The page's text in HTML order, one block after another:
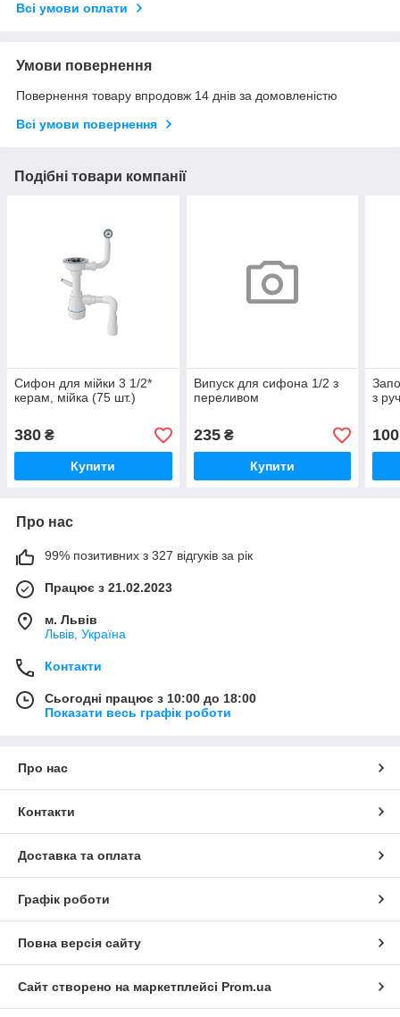
Всі умови оплати
Умови повернення
Повернення товару впродовж 14 днів за домовленістю
Всі умови повернення
Подібні товари компанії
Сифон для мійки 3 1/2*
керам, мійка (75 шт.)
380 ₴
Купити
Випуск для сифона 1/2 з
переливом
235₴
Купити
з
100
Про нас
99% позитивних з 327 відгуків за рік
Працює з 21.02.2023
м. Львів
Львів, Україна
Контакти
Сьогодні працює з 10:00 до 18:00
Показати весь графік роботи
Про нас
Контакти
Доставка та оплата
Графік роботи
Повна версія сайту
Сайт створено на маркетплейсі Prom.ua